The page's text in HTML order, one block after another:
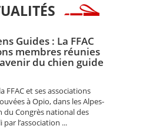
Guides : La FFAC
membres réunies
du chien guide
FFAC et ses associations
à Opio, dans les Alpes-
du Congrès national des
l’association ...